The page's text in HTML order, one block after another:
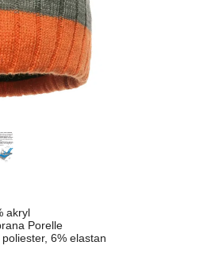
akryl
Porelle
6% elastan